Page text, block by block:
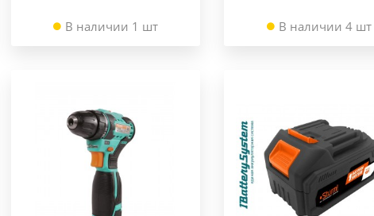
В наличии 1 шт В наличии 4 шт